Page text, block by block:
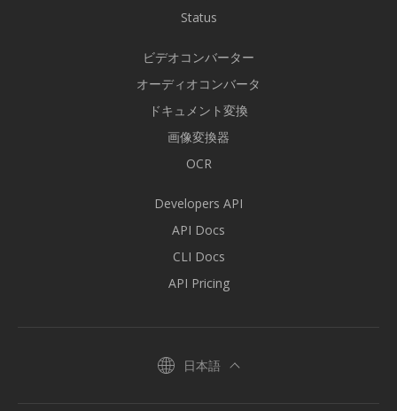
Status
ビデオコンバーター
オーディオコンバータ
ドキュメント変換
画像変換器
OCR
Developers API
API Docs
CLI Docs
API Pricing
日本語